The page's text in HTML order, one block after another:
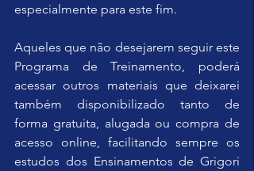
especialmente para este fim.
Aqueles que não desejarem seguir este
Programa de Treinamento, poderá
acessar outros materiais que deixarei
também disponibilizado tanto de
forma gratuita, alugada ou compra de
acesso online, facilitando sempre os
estudos dos Ensinamentos de Grigori